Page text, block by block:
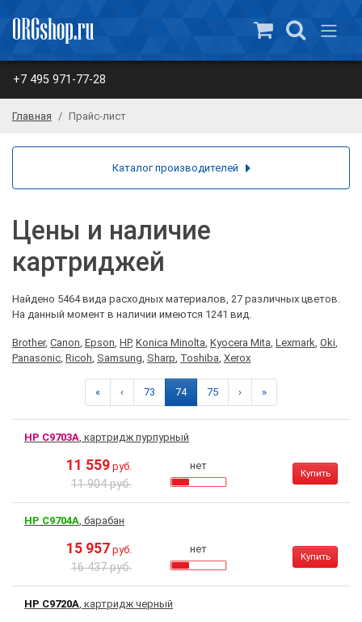
+7 495 971-77-28
Главная Прайс-лист
Цены и наличие
картриджей
Найдено 5464 вида расходных материалов, 27 различных цветов.
На данный момент в наличии имеются 1241 вид.
Brother, Canon, Epson, HP, Konica Minolta, Kyocera Mita, Lexmark, Oki,
Panasonic, Ricoh, Samsung, Sharp, Toshiba, Xerox
« ‹ 73 74 75 › »
HP C9703A, картридж пурпурный
11 559 руб.
11 904 руб.
нет
Купить
HP C9704A, барабан
15 957 руб.
16 437 руб.
нет
Купить
HP C9720A, картридж черный